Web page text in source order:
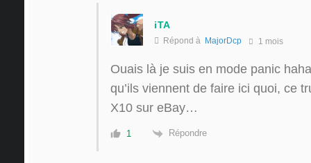
iTA
Répond à MajorDcp 1 mois
Ouais là je suis en mode panic
qu’ils viennent de faire ici quoi, ce
X10 sur eBay…
1 Répondre